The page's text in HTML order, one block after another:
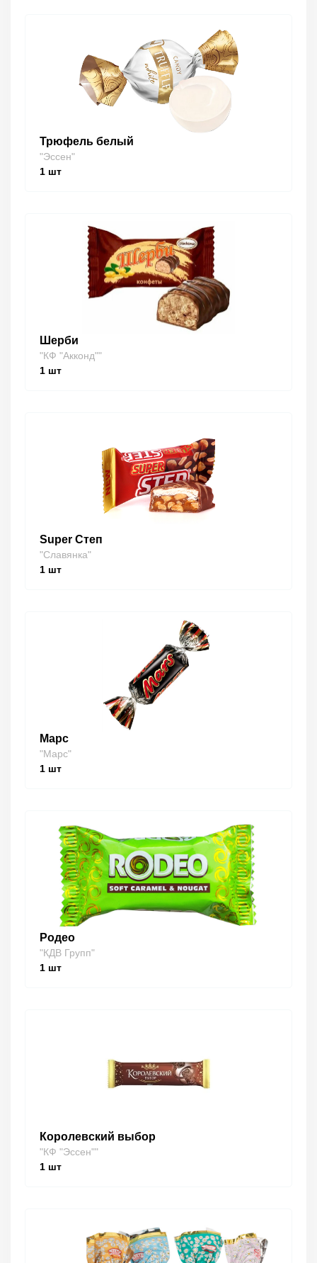
Трюфель белый
"Эссен"
1 шт
Шерби
"КФ "Акконд""
1 шт
Super Степ
"Славянка"
1 шт
Марс
"Марс"
1 шт
Родео
"КДВ Групп"
1 шт
Королевский выбор
"КФ "Эссен""
1 шт